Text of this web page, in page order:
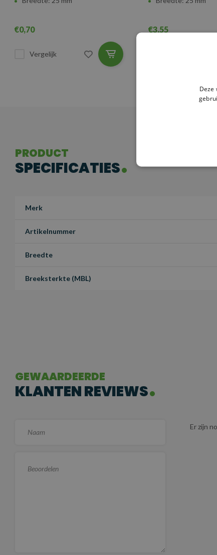
€0,70
Vergelijk
€3,55
PRODUCT
SPECIFICATIES
Merk
Artikelnummer
Breedte
Breeksterkte (MBL)
GEWAARDEERDE
KLANTEN REVIEWS
Er zijn
Deze